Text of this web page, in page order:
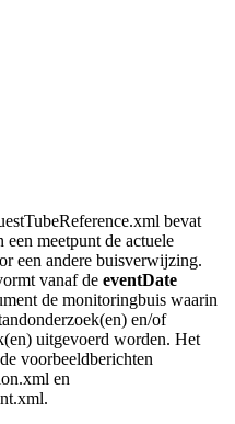
bevat
een meetpunt de actuele
een andere buisverwijzing.
vanaf de eventDate
de monitoringbuis waarin
en/of
uitgevoerd worden. Het
voorbeeldberichten
en